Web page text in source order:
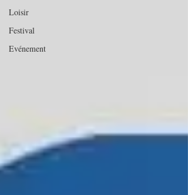
Loisir
Festival
Evénement